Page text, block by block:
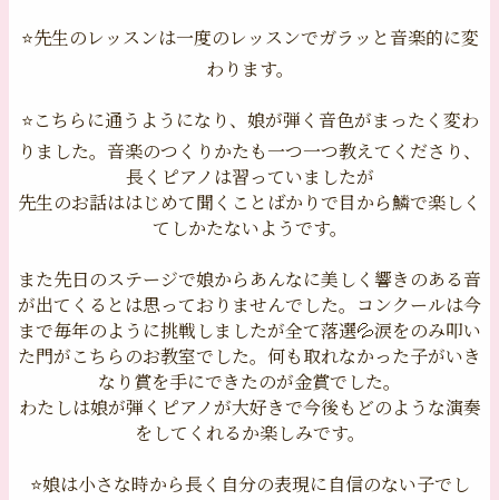
⭐️先生のレッスンは一度のレッスンでガラッと音楽的に変
わります。
⭐️こちらに通うようになり、娘が弾く音色がまったく変わ
りました。音楽のつくりかたも一つ一つ教えてくださり、
長くピアノは習っていましたが
先生のお話ははじめて聞くことばかりで目から鱗で楽しく
てしかたないようです。
また先日のステージで娘からあんなに美しく響きのある音
が出てくるとは思っておりませんでした。コンクールは今
まで毎年のように挑戦しましたが全て落選💦涙をのみ叩い
た門がこちらのお教室でした。何も取れなかった子がいき
なり賞を手にできたのが金賞でした。
わたしは娘が弾くピアノが大好きで今後もどのような演奏
をしてくれるか楽しみです。
⭐️娘は小さな時から長く自分の表現に自信のない子でし